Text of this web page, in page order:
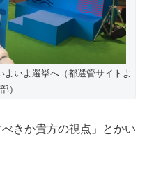
いよ選挙へ（都選管サイトよ
）
きか貴方の視点」とかい